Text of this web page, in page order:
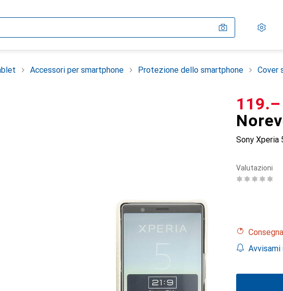
Conto
Liste
Liste
Carrello
Accessori per smartphone Protezione dello smartphone Cover
Sony Xperia
CHF
119.–
Valutazioni
Avvisami